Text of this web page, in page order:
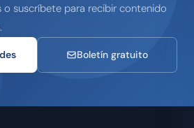
o suscríbete para recibir contenido
Boletín gratuito